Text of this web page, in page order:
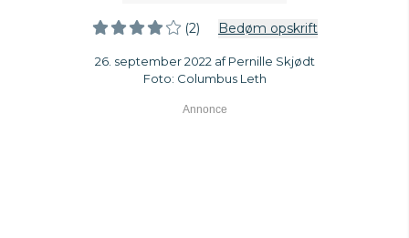
(2) Bedøm opskrift
26. september 2022 af Pernille Skjødt
Foto: Columbus Leth